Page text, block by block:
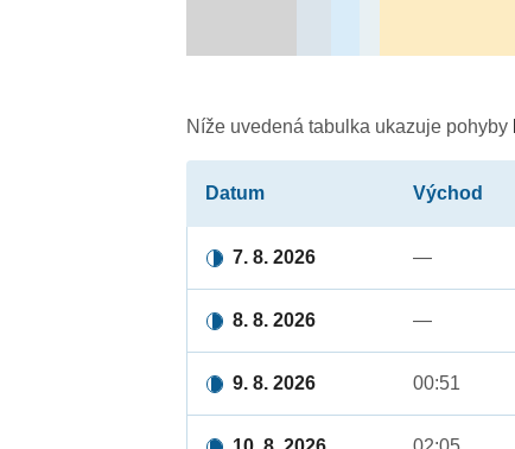
Níže uvedená tabulka ukazuje pohyby
Datum Východ
7. 8. 2026 —
8. 8. 2026 —
9. 8. 2026 00:51